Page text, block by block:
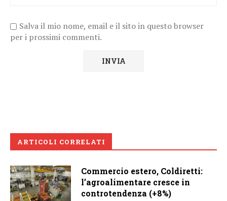
Salva il mio nome, email e il sito in questo browser
per i prossimi commenti.
ARTICOLI CORRELATI
Commercio estero, Coldiretti:
l’agroalimentare cresce in
controtendenza (+8%)